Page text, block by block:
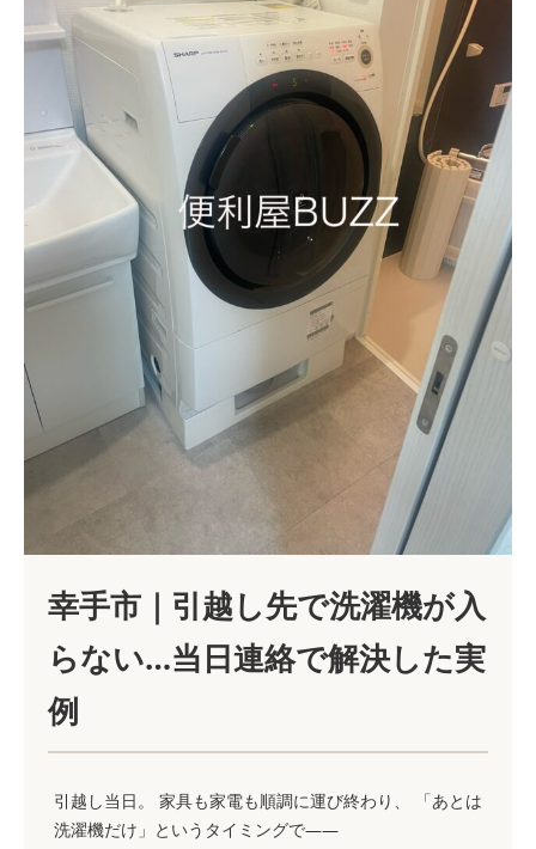
幸手市｜引越し先で洗濯機が入
らない…当日連絡で解決した実
例
引越し当日。 家具も家電も順調に運び終わり、 「あとは
洗濯機だけ」というタイミングで――